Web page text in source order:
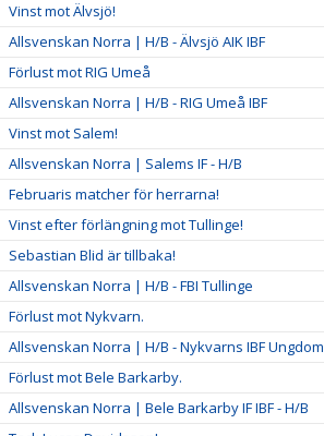
Vinst mot Älvsjö!
Allsvenskan Norra | H/B - Älvsjö AIK IBF
Förlust mot RIG Umeå
Allsvenskan Norra | H/B - RIG Umeå IBF
Vinst mot Salem!
Allsvenskan Norra | Salems IF - H/B
Februaris matcher för herrarna!
Vinst efter förlängning mot Tullinge!
Sebastian Blid är tillbaka!
Allsvenskan Norra | H/B - FBI Tullinge
Förlust mot Nykvarn.
Allsvenskan Norra | H/B - Nykvarns IBF Ungdom
Förlust mot Bele Barkarby.
Allsvenskan Norra | Bele Barkarby IF IBF - H/B